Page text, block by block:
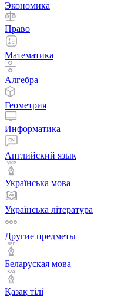
Экономика
Право
Математика
Алгебра
Геометрия
Информатика
Английский язык
Українська мова
Українська література
Другие предметы
Беларуская мова
Қазақ тiлi